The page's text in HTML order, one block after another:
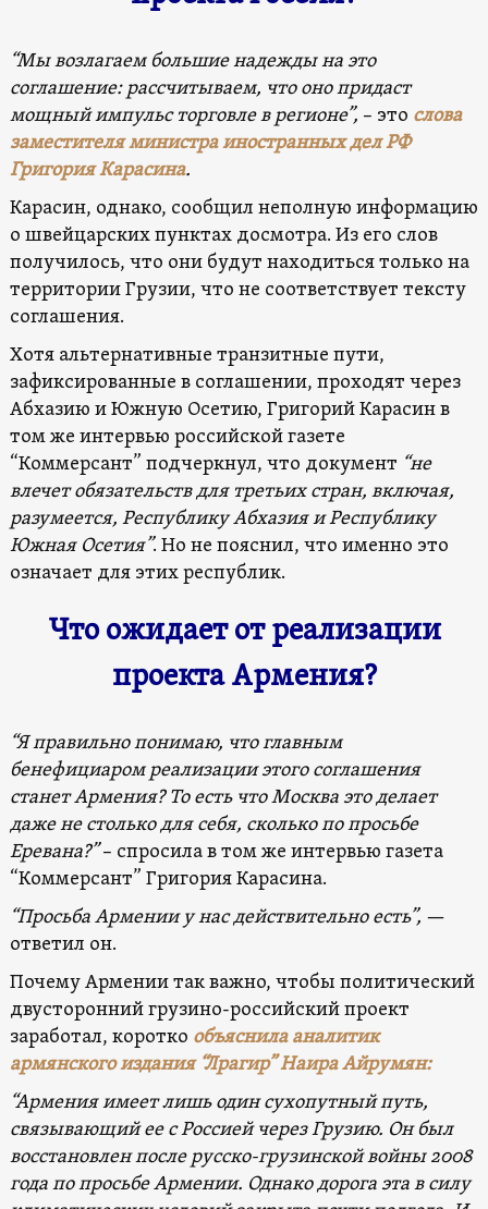
“Мы возлагаем большие надежды на это
соглашение: рассчитываем, что оно придаст
мощный импульс торговле в регионе”, – это слова
заместителя министра иностранных дел РФ
Григория Карасина.
Карасин, однако, сообщил неполную информацию
о швейцарских пунктах досмотра. Из его слов
получилось, что они будут находиться только на
территории Грузии, что не соответствует тексту
соглашения.
Хотя альтернативные транзитные пути,
зафиксированные в соглашении, проходят через
Абхазию и Южную Осетию, Григорий Карасин в
том же интервью российской газете
“Коммерсант” подчеркнул, что документ “не
влечет обязательств для третьих стран, включая,
разумеется, Республику Абхазия и Республику
Южная Осетия”. Но не пояснил, что именно это
означает для этих республик.
Что ожидает от реализации
проекта Армения?
“Я правильно понимаю, что главным
бенефициаром реализации этого соглашения
станет Армения? То есть что Москва это делает
даже не столько для себя, сколько по просьбе
Еревана?”– спросила в том же интервью газета
“Коммерсант” Григория Карасина.
“Просьба Армении у нас действительно есть”, —
ответил он.
Почему Армении так важно, чтобы политический
двусторонний грузино-российский проект
заработал, коротко объяснила аналитик
армянского издания “Лрагир” Наира Айрумян:
“Армения имеет лишь один сухопутный путь,
связывающий ее с Россией через Грузию. Он был
восстановлен после русско-грузинской войны 2008
года по просьбе Армении. Однако дорога эта в силу